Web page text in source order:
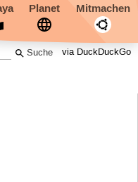
Planet Mitmachen
via DuckDuckGo